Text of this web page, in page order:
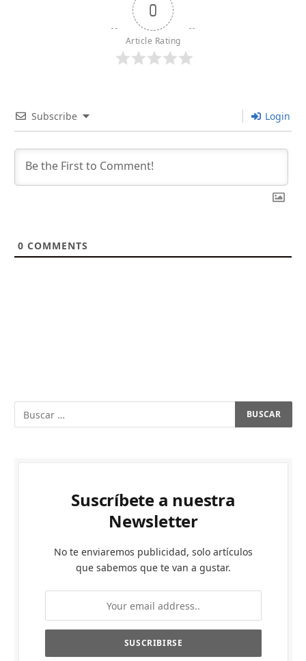
0
Article Rating
Subscribe Login
0 COMMENTS
Suscríbete a nuestra
Newsletter
No te enviaremos publicidad, solo artículos
que sabemos que te van a gustar.